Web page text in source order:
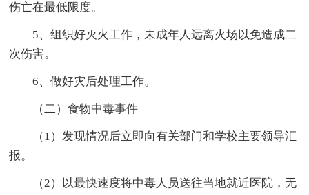
伤亡在最低限度。
5、组织好灭火工作，未成年人远离火场以免造成二
次伤害。
6、做好灾后处理工作。
（二）食物中毒事件
（1）发现情况后立即向有关部门和学校主要领导汇
报。
（2）以最快速度将中毒人员送往当地就近医院，无